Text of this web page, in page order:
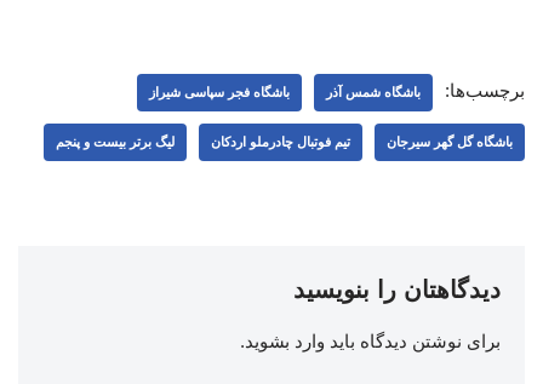
برچسب‌ها: باشگاه شمس آذر باشگاه فجر سپاسی شیراز
باشگاه گل گهر سیرجان تیم فوتبال چادرملو اردکان لیگ برتر بیست و پنجم
دیدگاهتان را بنویسید
برای نوشتن دیدگاه باید وارد بشوید.